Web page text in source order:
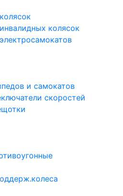
колясок
и самокатов
скоростей